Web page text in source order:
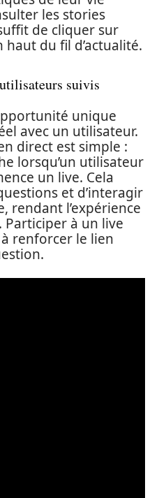
les stories
de cliquer sur
du fil d’actualité.
suivis
unique
avec un utilisateur.
direct est simple :
lorsqu’un utilisateur
un live. Cela
et d’interagir
rendant l’expérience
à un live
renforcer le lien